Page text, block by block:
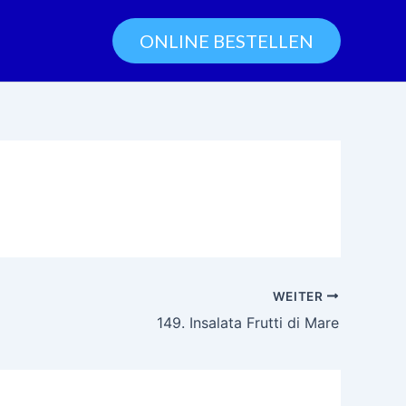
ONLINE BESTELLEN
WEITER
149. Insalata Frutti di Mare